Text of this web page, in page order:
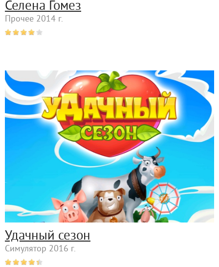
Селена Гомез
Прочее 2014 г.
Удачный сезон
Симулятор 2016 г.